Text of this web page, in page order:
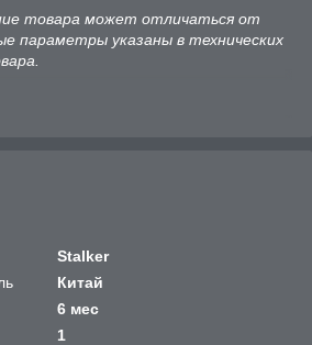
товара может отличаться от
параметры указаны в технических
Stalker
Китай
6 мес
1